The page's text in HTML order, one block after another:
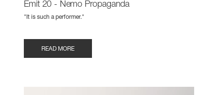
Emit 20 - Nemo Propaganda
"It is such a performer."
READ MORE